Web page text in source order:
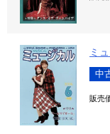
ミ
中
販売